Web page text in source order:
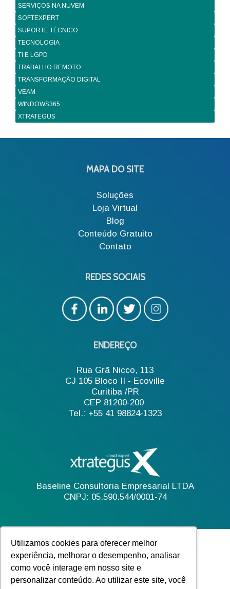
Utilizamos cookies para oferecer melhor
experiência, melhorar o desempenho, analisar
como você interage em nosso site e
personalizar conteúdo. Ao utilizar este site, você
SERVIÇOS NA NUVEM
SOFTEXPERT
SUPORTE TÉCNICO
TECNOLOGIA
TI E LGPD
TRABALHO REMOTO
TRANSFORMAÇÃO DIGITAL
VEAM
WINDOWS365
XTRATEGUS
MAPA DO SITE
Soluções
Loja Virtual
Blog
Conteúdo Gratuito
Contato
REDES SOCIAIS
ENDEREÇO
Rua Grã Nicco, 113
CJ 105 Bloco II - Ecoville
Curitiba /PR
CEP 81200-200
Tel.: +55 41 98824-1323
Baseline Consultoria Empresarial LTDA
CNPJ: 05.590.544/0001-74